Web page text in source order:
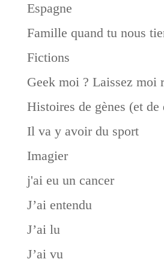
Espagne
Famille quand tu nous
Fictions
Geek moi ? Laissez
Histoires de gènes (et de
Il va y avoir du sport
Imagier
j'ai eu un cancer
J’ai entendu
J’ai lu
J’ai vu